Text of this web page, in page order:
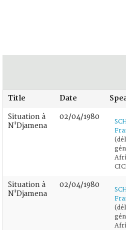
Title Date
Situation à
N'Djamena
02/04/1980
Situation à
N'Djamena
02/04/1980